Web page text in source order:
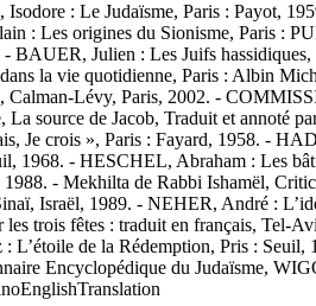
: Le Judaïsme, Paris : Payot,
: Les origines du Sionisme, Paris :
BAUER, Julien : Les Juifs
la vie quotidienne, Paris : Albin
Calman-Lévy, Paris, 2002. -
La source de Jacob, Traduit et
Je crois », Paris : Fayard, 1958. -
1968. - HESCHEL, Abraham : Les
- Mekhilta de Rabbi Ishamël,
Israël, 1989. - NEHER, André :
trois fêtes : traduit en français,
de la Rédemption, Pris : Seuil,
Encyclopédique du Judaïsme,